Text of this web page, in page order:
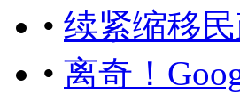
• 续紧缩移
• 离奇！